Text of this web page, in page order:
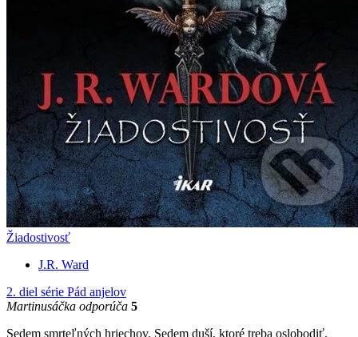
Žiadostivosť
J.R. Ward
2. diel série Pád anjelov
Martinusáčka odporúča 5
Sedem smrteľných hriechov. Sedem duší, ktoré treba oslobodiť.